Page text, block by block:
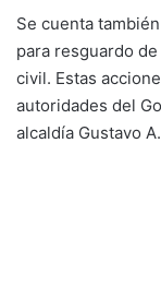
Se cuenta
para resguardo
civil. Estas
autoridades del
alcaldía Gustavo